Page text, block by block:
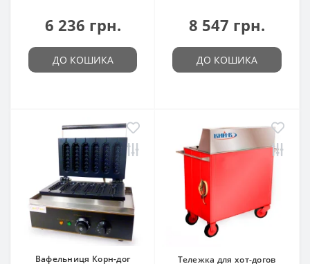
6 236 грн.
ДО КОШИКА
8 547 грн.
ДО КОШИКА
Вафельниця Корн-дог
Тележка для хот-догов